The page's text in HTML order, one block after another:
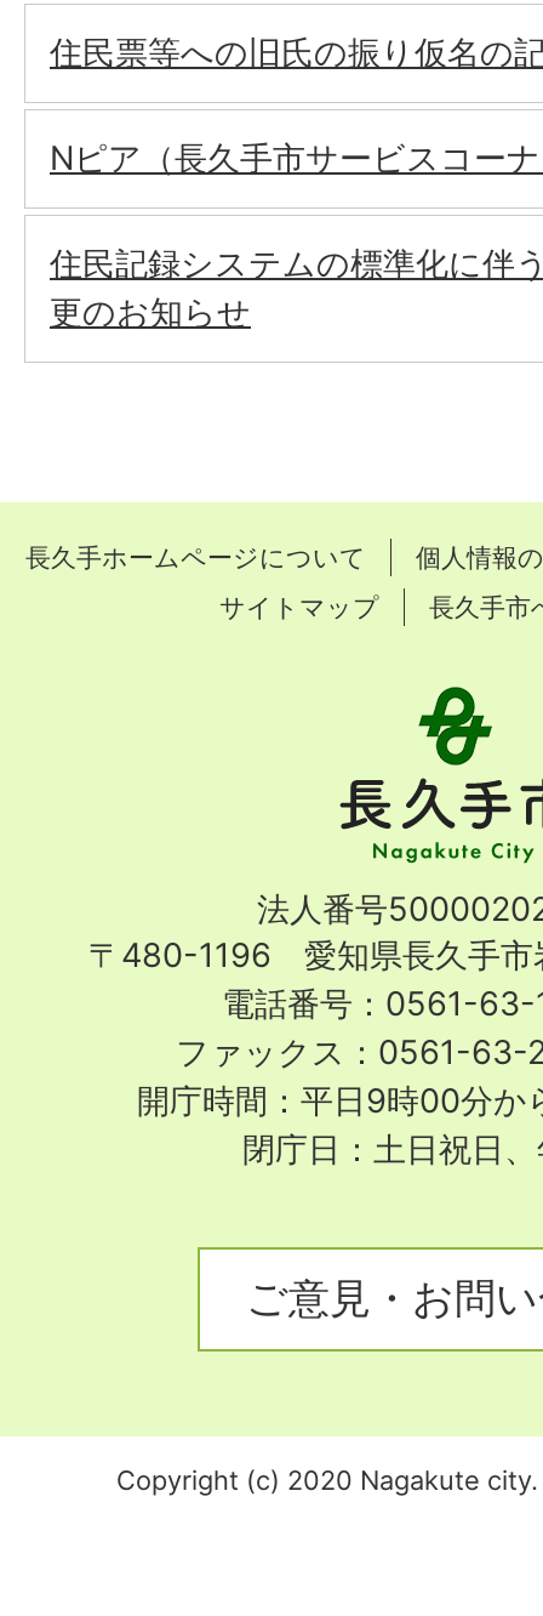
住⺠票等への旧⽒の振り仮名の
Nピア（長久手市サービスコー
住民記録システムの標準化に伴
更のお知らせ
長久手ホームページについて
個人情報
サイトマップ
長久手市
手
市
City
法人番号
〒480-1196 愛知県長久手市
電話番号：0561-63-
ファックス：0561-63-
開庁時間：平日9時00分か
閉庁日：土日祝日
ご意見・お問
Copyright (c) 2020 Nagakute